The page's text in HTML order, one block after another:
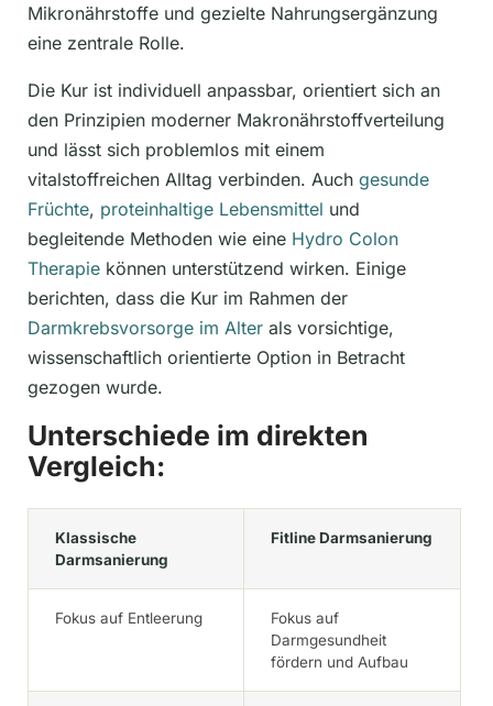
Mikronährstoffe und gezielte Nahrungsergänzung
eine zentrale Rolle.
Die Kur ist individuell anpassbar, orientiert sich an
den Prinzipien moderner Makronährstoffverteilung
und lässt sich problemlos mit einem
vitalstoffreichen Alltag verbinden. Auch gesunde
Früchte, proteinhaltige Lebensmittel und
begleitende Methoden wie eine Hydro Colon
Therapie können unterstützend wirken. Einige
berichten, dass die Kur im Rahmen der
Darmkrebsvorsorge im Alter als vorsichtige,
wissenschaftlich orientierte Option in Betracht
gezogen wurde.
Unterschiede im direkten
Vergleich:
Klassische
Darmsanierung
Fitline Darmsanierung
Fokus auf Entleerung
Fokus auf
Darmgesundheit
fördern und Aufbau